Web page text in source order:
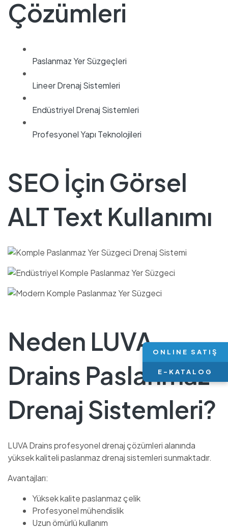
Çözümleri
Paslanmaz Yer Süzgeçleri
Lineer Drenaj Sistemleri
Endüstriyel Drenaj Sistemleri
Profesyonel Yapı Teknolojileri
SEO İçin Görsel
ALT Text Kullanımı
Neden LUVA
Drains Paslanmaz
Drenaj Sistemleri?
LUVA Drains profesyonel drenaj çözümleri alanında
yüksek kaliteli paslanmaz drenaj sistemleri sunmaktadır.
Avantajları:
Yüksek kalite paslanmaz çelik
Profesyonel mühendislik
Uzun ömürlü kullanım
ONLINE SATIŞ
E-KATALOG